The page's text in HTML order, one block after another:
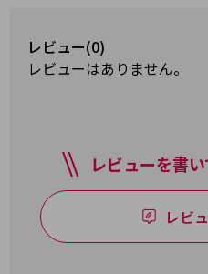
レビュー(0)
レビューはありません。
レビューを書
レビ